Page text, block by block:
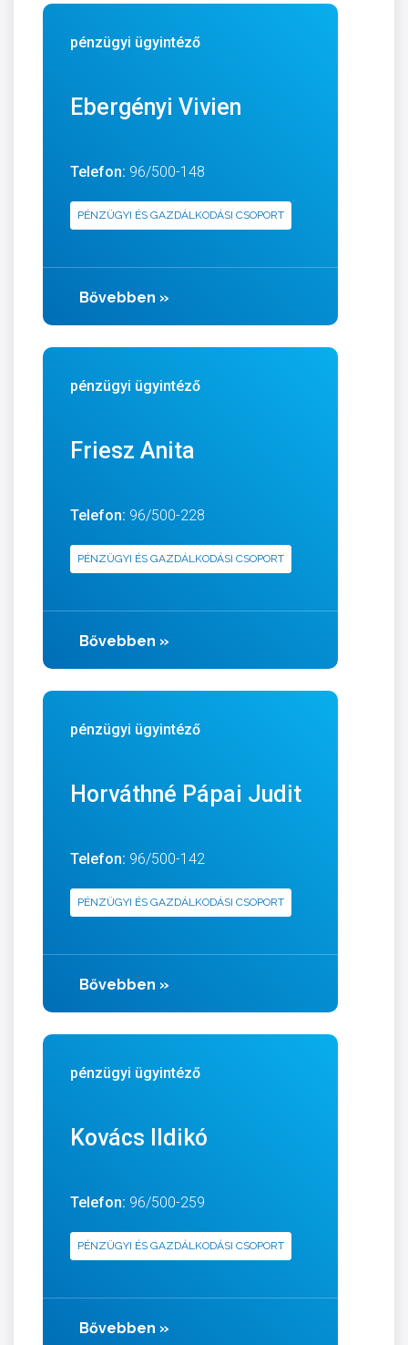
pénzügyi ügyintéző
Ebergényi Vivien
Telefon: 96/500-148
PÉNZÜGYI ÉS GAZDÁLKODÁSI CSOPORT
Bővebben »
pénzügyi ügyintéző
Friesz Anita
Telefon: 96/500-228
PÉNZÜGYI ÉS GAZDÁLKODÁSI CSOPORT
Bővebben »
pénzügyi ügyintéző
Horváthné Pápai Judit
Telefon: 96/500-142
PÉNZÜGYI ÉS GAZDÁLKODÁSI CSOPORT
Bővebben »
pénzügyi ügyintéző
Kovács Ildikó
Telefon: 96/500-259
PÉNZÜGYI ÉS GAZDÁLKODÁSI CSOPORT
Bővebben »